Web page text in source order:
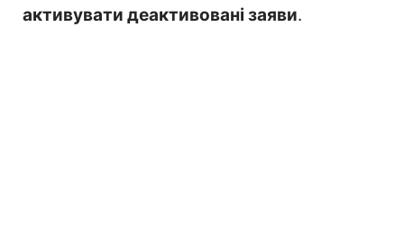
активувати деактивовані заяви.